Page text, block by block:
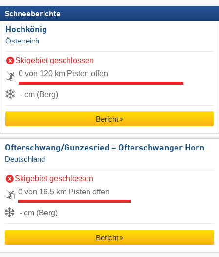
Schneeberichte
Hochkönig
Österreich
Skigebiet geschlossen
0 von 120 km Pisten offen
- cm (Berg)
Bericht
Ofterschwang/​Gunzesried – Ofterschwanger Horn
Deutschland
Skigebiet geschlossen
0 von 16,5 km Pisten offen
- cm (Berg)
Bericht